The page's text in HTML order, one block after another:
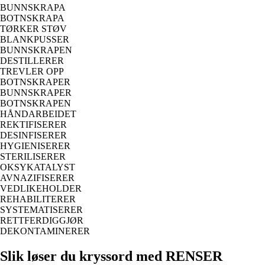
BUNNSKRAPA
BOTNSKRAPA
TØRKER STØV
BLANKPUSSER
BUNNSKRAPEN
DESTILLERER
TREVLER OPP
BOTNSKRAPER
BUNNSKRAPER
BOTNSKRAPEN
HÅNDARBEIDET
REKTIFISERER
DESINFISERER
HYGIENISERER
STERILISERER
OKSYKATALYST
AVNAZIFISERER
VEDLIKEHOLDER
REHABILITERER
SYSTEMATISERER
RETTFERDIGGJØR
DEKONTAMINERER
Slik løser du kryssord med RENSER